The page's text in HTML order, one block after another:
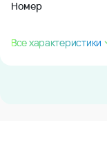
Номер
Все характеристики